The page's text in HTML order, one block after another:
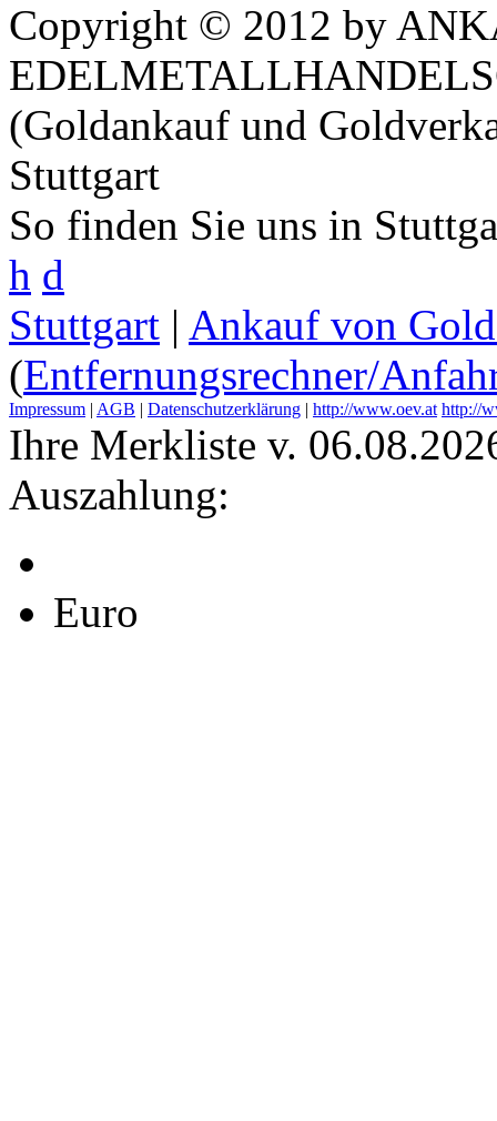
Copyright © 2012 by
(Goldankauf und
Stuttgart
So finden Sie uns in
h d
Stuttgart | Ankauf von
(Entfernungsrechner/
Impressum | AGB | Datenschutzerklärung | http://www.oev.at http://
Ihre Merkliste v.
Auszahlung:
Euro